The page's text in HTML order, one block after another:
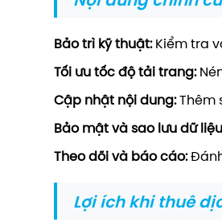
Bảo trì kỹ thuật:Kiểm tra
Tối ưu tốc độ tải trang:
Cập nhật nội dung:Thêm
Bảo mật và sao lưu dữ
Theo dõi và báo cáo:
Lợi ích khi thuê